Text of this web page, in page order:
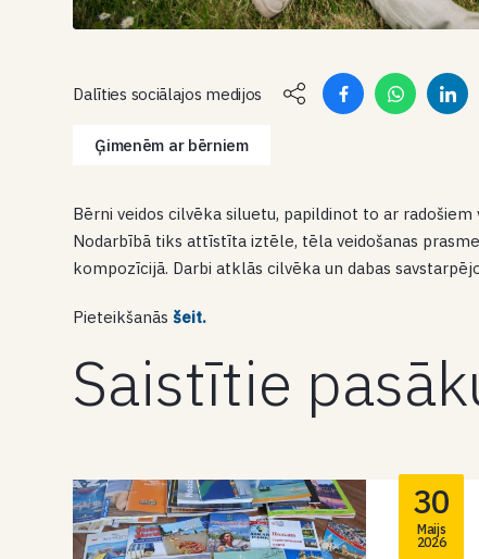
Dalīties sociālajos medijos
Ģimenēm ar bērniem
Bērni veidos cilvēka siluetu, papildinot to ar
Nodarbībā tiks attīstīta iztēle, tēla veidošanas
kompozīcijā. Darbi atklās cilvēka un dabas
Pieteikšanāsšeit.
Saistītie
30
Maijs
2026